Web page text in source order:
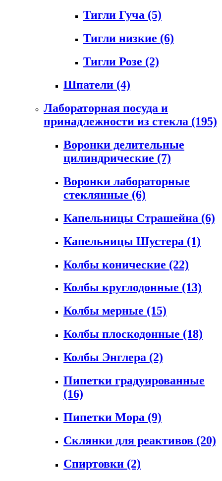
Тигли Гуча (5)
Тигли низкие (6)
Тигли Розе (2)
Шпатели (4)
Лабораторная посуда и
принадлежности из стекла (195)
Воронки делительные
цилиндрические (7)
Воронки лабораторные
стеклянные (6)
Капельницы Страшейна (6)
Капельницы Шустера (1)
Колбы конические (22)
Колбы круглодонные (13)
Колбы мерные (15)
Колбы плоскодонные (18)
Колбы Энглера (2)
Пипетки градуированные
(16)
Пипетки Мора (9)
Склянки для реактивов (20)
Спиртовки (2)